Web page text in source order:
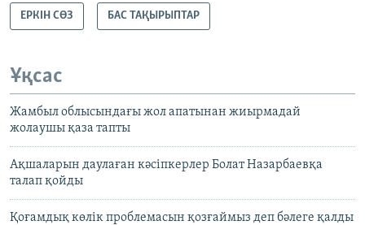
ЕРКІН СӨЗ БАС ТАҚЫРЫПТАР
Ұқсас
Жамбыл облысындағы жол апатынан жиырмадай
жолаушы қаза тапты
Ақшаларын даулаған кәсіпкерлер Болат Назарбаевқа
талап қойды
Қоғамдық көлік проблемасын қозғаймыз деп бәлеге қалды